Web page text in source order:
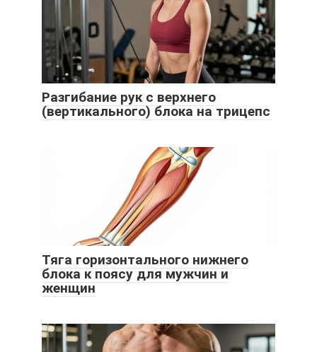
Разгибание рук с верхнего
(вертикального) блока на трицепс
Тяга горизонтального нижнего
блока к поясу для мужчин и
женщин